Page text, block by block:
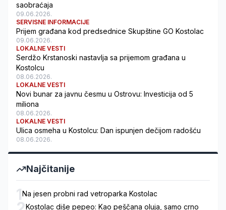
saobraćaja
09.06.2026.
SERVISNE INFORMACIJE
Prijem građana kod predsednice Skupštine GO Kostolac
09.06.2026.
LOKALNE VESTI
Serdžo Krstanoski nastavlja sa prijemom građana u
Kostolcu
08.06.2026.
LOKALNE VESTI
Novi bunar za javnu česmu u Ostrovu: Investicija od 5
miliona
08.06.2026.
LOKALNE VESTI
Ulica osmeha u Kostolcu: Dan ispunjen dečijom radošću
08.06.2026.
Najčitanije
1Na jesen probni rad vetroparka Kostolac
Kostolac diše pepeo: Kao peščana oluja, samo crno